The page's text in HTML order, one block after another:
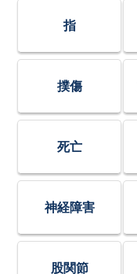
指
撲傷
死亡
神経障害
股関節